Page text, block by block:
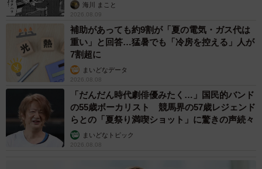
7/7
可愛いツーショット＝chobico_abyさん提供
海川 まこと
2026.08.09
補助があっても約9割が「夏の電気・ガス代は
重い」と回答…猛暑でも「冷房を控える」人が
7割超に
まいどなデータ
2026.08.08
「だんだん時代劇俳優みたく…」国民的バンド
の55歳ボーカリスト 競馬界の57歳レジェンド
らとの「夏祭り満喫ショット」に驚きの声続々
まいどなトピック
2026.08.08